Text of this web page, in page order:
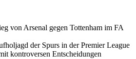
von Arsenal gegen Tottenham im FA
der Spurs in der Premier League
kontroversen Entscheidungen